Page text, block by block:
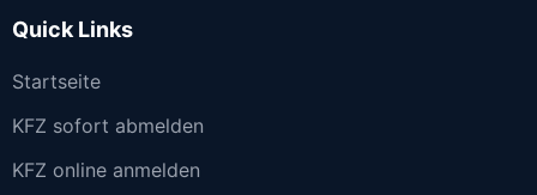
Quick Links
Startseite
KFZ sofort abmelden
KFZ online anmelden